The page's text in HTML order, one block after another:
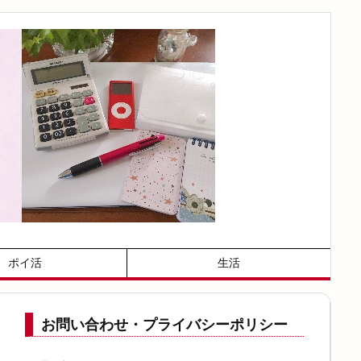
ポイ活 生活
お問い合わせ・プライバシーポリシー